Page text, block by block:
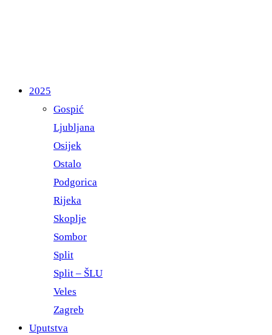
2025
Gospić
Ljubljana
Osijek
Ostalo
Podgorica
Rijeka
Skoplje
Sombor
Split
Split – ŠLU
Veles
Zagreb
Uputstva